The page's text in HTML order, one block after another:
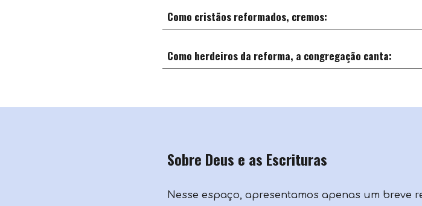
Como cristãos reformados, cremos:
Como herdeiros da reforma, a congregação canta:
Sobre Deus e as Escrituras
Nesse espaço, apresentamos apenas um breve